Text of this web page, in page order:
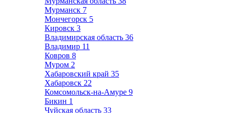
Мурманск 7
Мончегорск 5
Кировск 3
Владимирская область 36
Владимир 11
Ковров 8
Муром 2
Хабаровский край 35
Хабаровск 22
Комсомольск-на-Амуре 9
Бикин 1
Чуйская область 33